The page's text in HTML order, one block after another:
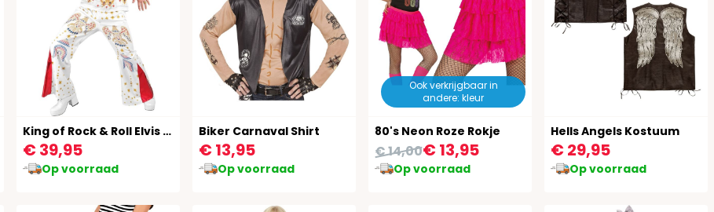
King of Rock & Roll Elvis Pak Wit Mannen
€ 39,95
Op voorraad
Biker Carnaval Shirt
€ 13,95
Op voorraad
Ook verkrijgbaar in
andere: kleur
80's Neon Roze Rokje
€ 13,95
€ 14,00
Op voorraad
Hells Angels Kostuum
€ 29,95
Op voorraad